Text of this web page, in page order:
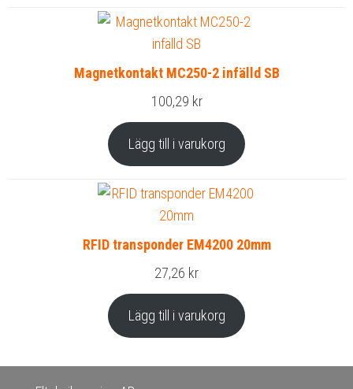
Magnetkontakt MC250-2 infälld SB
100,29 kr
Lägg till i varukorg
RFID transponder EM4200 20mm
27,26 kr
Lägg till i varukorg